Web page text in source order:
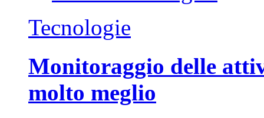
Tecnologie
Monitoraggio delle
molto meglio